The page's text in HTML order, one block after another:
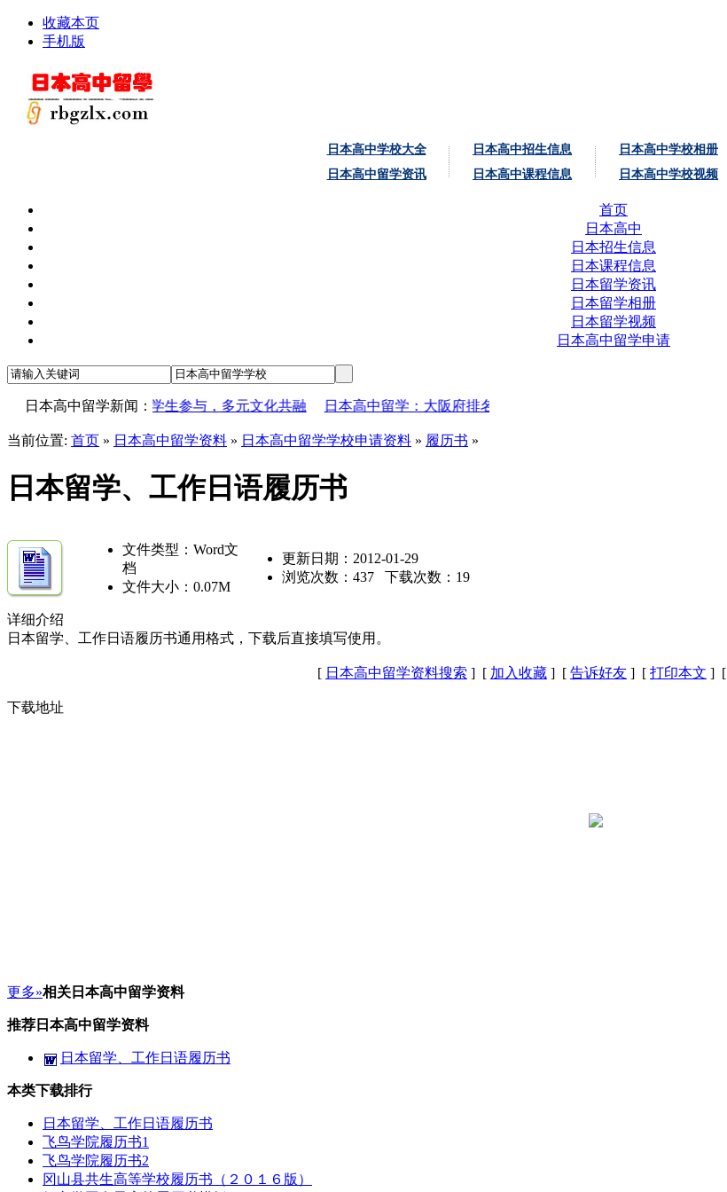
收藏本页
手机版
日本高中学校大全 日本高中招生信息 日本高中学校相册
日本高中留学资讯
日本高中课程信息 日本高中学校视频
首页
日本高中
日本招生信息
日本课程信息
日本留学资讯
日本留学相册
日本留学视频
日本高中留学申请
日本高中留学新闻：
大举行：超200名留学生参与，多元文化共融 日本高中留学：大阪府排名前五的桃山学院高中，到底有多强
当前位置: 首页 » 日本高中留学资料 » 日本高中留学学校申请资料 » 履历书 »
日本留学、工作日语履历书
文件类型：Word文
档
文件大小：0.07M
更新日期：2012-01-29
浏览次数： 437 下载次数： 19
详细介绍
日本留学、工作日语履历书通用格式，下载后直接填写使用。
[ 日本高中留学资料搜索 ] [ 加入收藏 ] [ 告诉好友 ] [ 打印本文 ] [
下载地址
更多»相关日本高中留学资料
推荐日本高中留学资料
日本留学、工作日语履历书
本类下载排行
日本留学、工作日语履历书
飞鸟学院履历书1
飞鸟学院履历书2
冈山县共生高等学校履历书（２０１６版）